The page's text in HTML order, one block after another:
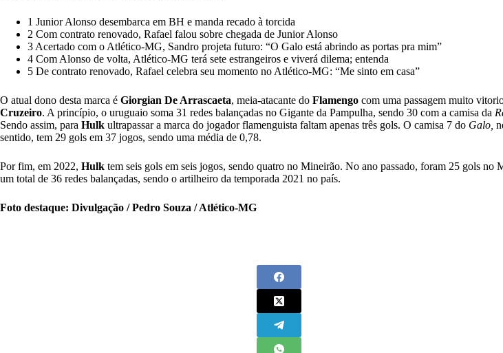
1 Junior Alonso desembarca em BH e manda recado à torcida
2 Com contrato renovado, Rafael falou sobre chegada de Junior Alonso
3 Acertado com o Atlético-MG, Sandro projeta futuro: “O Galo está abrindo as portas pra mim”
4 Com Alonso de volta, Atlético-MG terá sete estrangeiros e viverá dilema; entenda
5 De contrato renovado, Rafael celebra seu momento no Atlético-MG: “Me sinto em casa”
O atual dono desta marca é Giorgian De Arrascaeta, meia-atacante do Flamengo com uma passagem muito
Cruzeiro. A princípio, o uruguaio soma 31 redes balançadas no Gigante da Pampulha, sendo 30 com a camisa da
Sendo assim, para Hulk ultrapassar a marca do jogador flamenguista faltam apenas três gols. O camisa 7 do Galo,
sentido, tem 29 gols em 37 jogos, sendo uma média de 0,78.
Por fim, em 2022, Hulk tem seis gols em seis jogos, sendo quatro no Mineirão. No ano passado, foram 25 gols no
um total de 36 redes balançadas, sendo o artilheiro da temporada 2021 no país.
Foto destaque: Divulgação / Pedro Souza / Atlético-MG